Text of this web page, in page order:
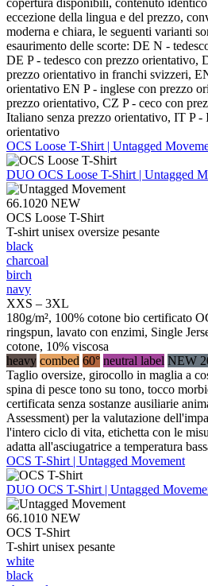
copertura disponibili, contenuto
eccezione della lingua e del prezzo,
moderna e chiara, le seguenti varianti
esaurimento delle scorte: DE N -
DE P - tedesco con prezzo orientativo,
prezzo orientativo in franchi svizzeri,
orientativo EN P - inglese con prezzo
prezzo orientativo, CZ P - ceco con
Italiano senza prezzo orientativo, IT P -
orientativo
OCS Loose T-Shirt | Untagged
DUO OCS Loose T-Shirt | Untagged
66.1020 NEW
OCS Loose T-Shirt
T-shirt unisex oversize pesante
black
charcoal
birch
navy
XXS – 3XL
180g/m², 100% cotone bio certificato
ringspun, lavato con enzimi, Single
cotone, 10% viscosa
heavy combed 60° neutral label NEW
Taglio oversize, girocollo in maglia a
spina di pesce tono su tono, tocco
certificata senza sostanze ausiliarie
Assessment) per la valutazione
l'intero ciclo di vita, etichetta con le
adatta all'asciugatrice a temperatura
OCS T-Shirt | Untagged Movement
DUO OCS T-Shirt | Untagged
66.1010 NEW
OCS T-Shirt
T-shirt unisex pesante
white
black